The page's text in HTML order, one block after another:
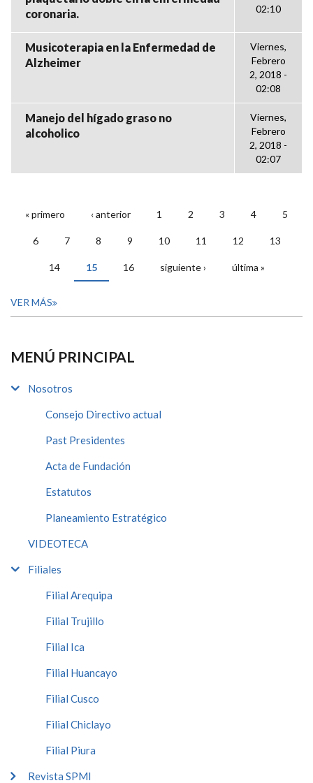
coronaria.
02:10
Musicoterapia en la Enfermedad de
Alzheimer
Viernes,
Febrero
2, 2018 -
02:08
Manejo del hígado graso no
alcoholico
Viernes,
Febrero
2, 2018 -
02:07
PÁGINAS
« primero ‹ anterior 1 2 3 4 5
6 7 8 9 10 11 12 13
14 15 16 siguiente › última »
VER MÁS
MENÚ PRINCIPAL
Nosotros
Consejo Directivo actual
Past Presidentes
Acta de Fundación
Estatutos
Planeamiento Estratégico
VIDEOTECA
Filiales
Filial Arequipa
Filial Trujillo
Filial Ica
Filial Huancayo
Filial Cusco
Filial Chiclayo
Filial Piura
Revista SPMI